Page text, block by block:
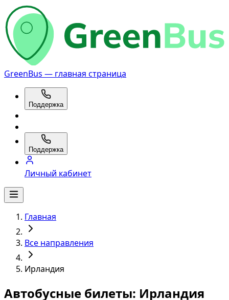
GreenBus — главная страница
Поддержка
Поддержка
Личный кабинет
Главная
Все направления
Ирландия
Автобусные билеты: Ирландия